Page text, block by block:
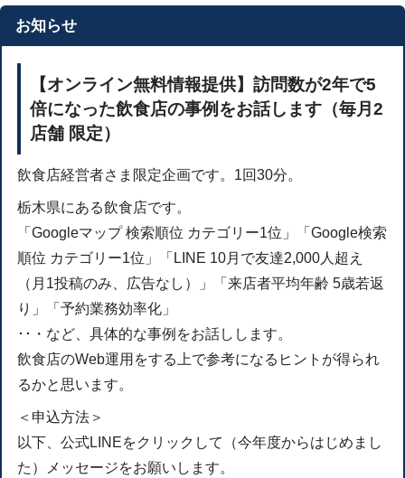
お知らせ
【オンライン無料情報提供】訪問数が2年で5
倍になった飲食店の事例をお話します（毎月2
店舗 限定）
飲食店経営者さま限定企画です。1回30分。
栃木県にある飲食店です。
「Googleマップ 検索順位 カテゴリー1位」「Google検索
順位 カテゴリー1位」「LINE 10月で友達2,000人超え
（月1投稿のみ、広告なし）」「来店者平均年齢 5歳若返
り」「予約業務効率化」
･･・など、具体的な事例をお話しします。
飲食店のWeb運用をする上で参考になるヒントが得られ
るかと思います。
＜申込方法＞
以下、公式LINEをクリックして（今年度からはじめまし
た）メッセージをお願いします。